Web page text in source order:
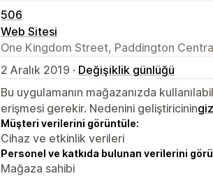
506
Web Sitesi
One Kingdom Street, Paddington
2 Aralık 2019 · Değişiklik günlüğü
Bu uygulamanın mağazanızda
erişmesi gerekir. Nedenini geliştiricinin
Müşteri verilerini görüntüle:
Cihaz ve etkinlik verileri
Personel ve katkıda bulunan verilerini
Mağaza sahibi